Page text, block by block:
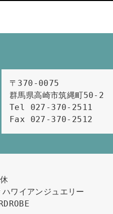
〒370-0075
群馬県高崎市筑縄町50-2
Tel 027-370-2511
Fax 027-370-2512
ワイアンジュエリー